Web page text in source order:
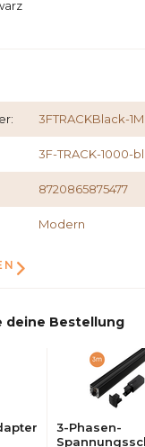
3FTRACKBlack-1M
3F-TRACK-1000-
8720865875477
Modern
deine Bestellung
3-Phasen-